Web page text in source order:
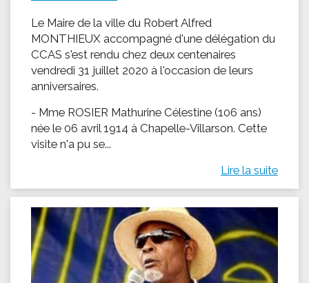
Le Maire de la ville du Robert Alfred
MONTHIEUX accompagné d'une délégation du
CCAS s'est rendu chez deux centenaires
vendredi 31 juillet 2020 à l'occasion de leurs
anniversaires.
- Mme ROSIER Mathurine Célestine (106 ans)
née le 06 avril 1914 à Chapelle-Villarson. Cette
visite n'a pu se...
Lire la suite